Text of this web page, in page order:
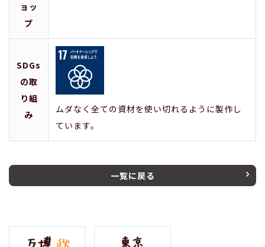
ョッ
プ
SDGs
の取
り組
み
ムダなく全ての資材を使い切れるように製作し
ています。
一覧に戻る